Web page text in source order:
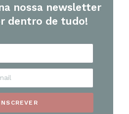
nossa newsletter
dentro de tudo!